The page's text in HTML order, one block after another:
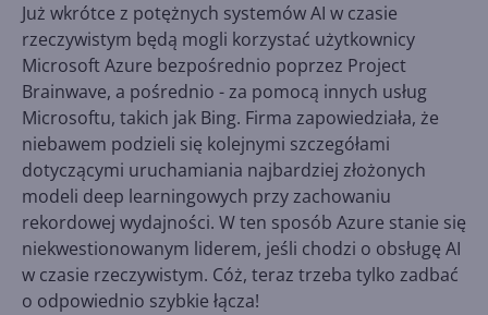
Już wkrótce z potężnych systemów AI w czasie
rzeczywistym będą mogli korzystać użytkownicy
Microsoft Azure bezpośrednio poprzez Project
Brainwave, a pośrednio - za pomocą innych usług
Microsoftu, takich jak Bing. Firma zapowiedziała, że
niebawem podzieli się kolejnymi szczegółami
dotyczącymi uruchamiania najbardziej złożonych
modeli deep learningowych przy zachowaniu
rekordowej wydajności. W ten sposób Azure stanie się
niekwestionowanym liderem, jeśli chodzi o obsługę AI
w czasie rzeczywistym. Cóż, teraz trzeba tylko zadbać
o odpowiednio szybkie łącza!